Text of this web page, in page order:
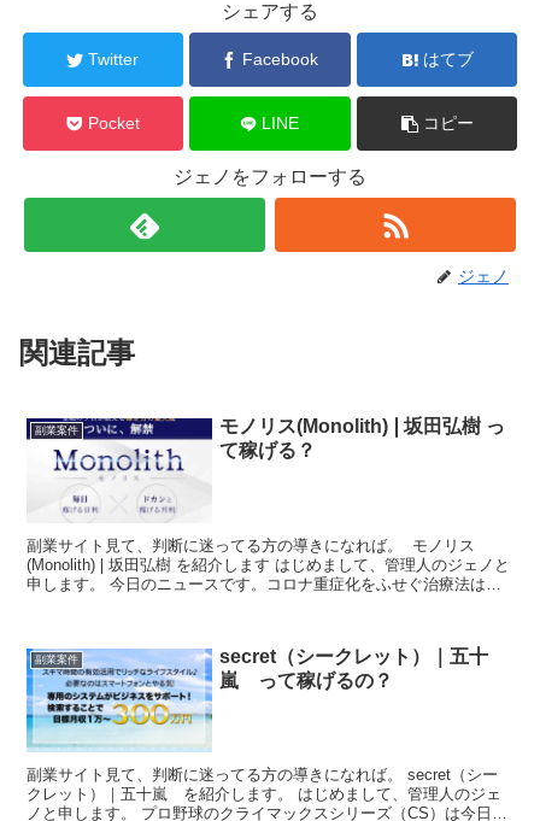
シェアする
Twitter Facebook はてブ
Pocket LINE コピー
ジェノをフォローする
ジェノ
関連記事
副業案件
モノリス(Monolith)❘坂田弘樹 っ
て稼げる？
副業サイト見て、判断に迷ってる方の導きになれば。 モノリス
(Monolith)❘坂田弘樹 を紹介します はじめまして、管理人のジェノと
申します。 今日のニュースです。コロナ重症化をふせぐ治療法は
副業案件
secret（シークレット）｜五十
嵐 って稼げるの？
副業サイト見て、判断に迷ってる方の導きになれば。 secret（シー
クレット）｜五十嵐 を紹介します。 はじめまして、管理人のジェ
ノと申します。 プロ野球のクライマックスシリーズ（CS）は今日